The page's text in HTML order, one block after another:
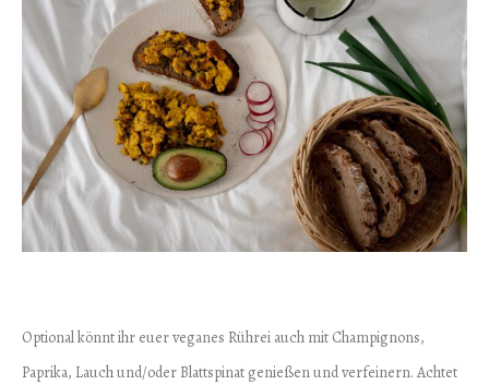
Optional könnt ihr euer veganes Rührei auch mit Champignons,
Paprika, Lauch und/oder Blattspinat genießen und verfeinern. Achtet